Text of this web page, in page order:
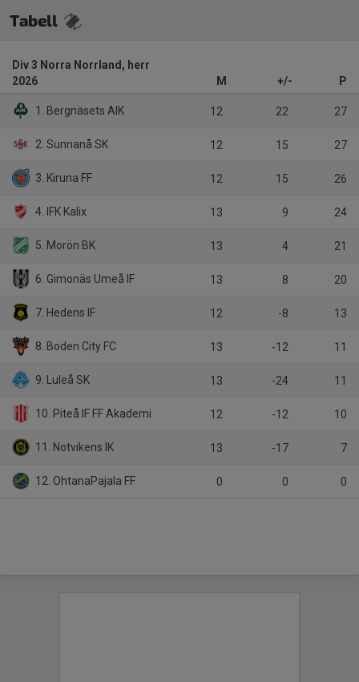
Tabell
Div 3 Norra Norrland, herr
2026
M +/- P
1. Bergnäsets AIK 12 22 27
2. Sunnanå SK 12 15 27
3. Kiruna FF 12 15 26
4. IFK Kalix 13 9 24
5. Morön BK 13 4 21
6. Gimonäs Umeå IF 13 8 20
7. Hedens IF 12 -8 13
8. Boden City FC 13 -12 11
9. Luleå SK 13 -24 11
10. Piteå IF FF Akademi 12 -12 10
11. Notvikens IK 13 -17 7
12. OhtanaPajala FF 0 0 0